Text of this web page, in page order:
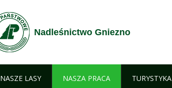
Nadleśnictwo Gniezno
NASZE LASY NASZA PRACA TURYSTYKA